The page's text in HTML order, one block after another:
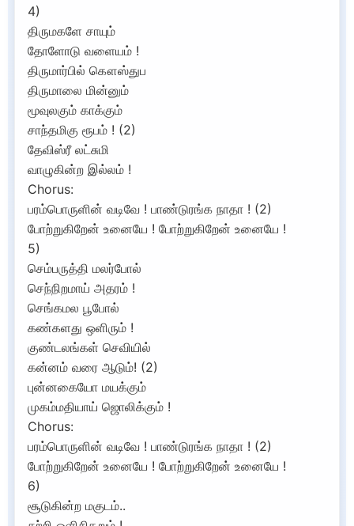
4)
திருமகளே சாயும்
தோளோடு வளையம் !
திருமார்பில் கௌஸ்துப
திருமாலை மின்னும்
மூவுலகும் காக்கும்
சாந்தமிகு ரூபம் ! (2)
தேவிஸ்ரீ லட்சுமி
வாழுகின்ற இல்லம் !
Chorus:
பரம்பொருளின் வடிவே ! பாண்டுரங்க நாதா ! (2)
போற்றுகிறேன் உனையே ! போற்றுகிறேன் உனையே !
5)
செம்பருத்தி மலர்போல்
செந்நிறமாய் அதரம் !
செங்கமல பூபோல்
கண்களது ஒளிரும் !
குண்டலங்கள் செவியில்
கன்னம் வரை ஆடும்! (2)
புன்னகையோ மயக்கும்
முகம்மதியாய் ஜொலிக்கும் !
Chorus:
பரம்பொருளின் வடிவே ! பாண்டுரங்க நாதா ! (2)
போற்றுகிறேன் உனையே ! போற்றுகிறேன் உனையே !
6)
சூடுகின்ற மகுடம்..